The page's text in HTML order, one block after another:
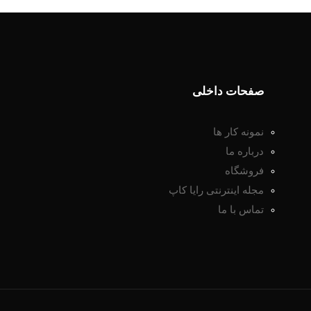
صفحات داخلی
نمونه کار ها
درباره ما
فروشگاه
مجله اینترنتی رایا کاپ
تماس با ما